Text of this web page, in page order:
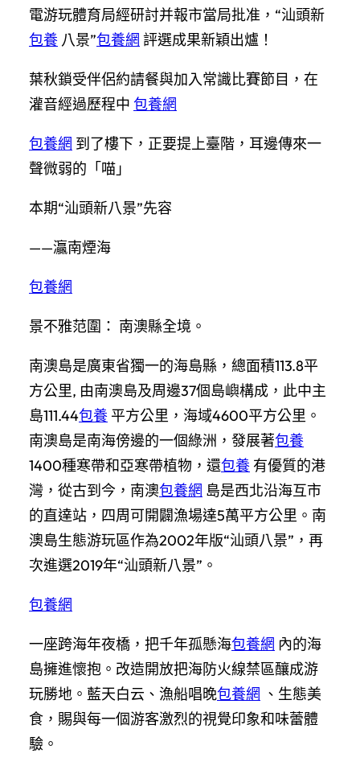
電游玩體育局經研討并報市當局批准，“汕頭新
包養 八景”包養網 評選成果新穎出爐！
葉秋鎖受伴侶約請餐與加入常識比賽節目，在
灌音經過歷程中 包養網
包養網 到了樓下，正要提上臺階，耳邊傳來一
聲微弱的「喵」
本期“汕頭新八景”先容
——灜南煙海
包養網
景不雅范圍： 南澳縣全境。
南澳島是廣東省獨一的海島縣，總面積113.8平
方公里, 由南澳島及周邊37個島嶼構成，此中主
島111.44包養 平方公里，海域4600平方公里。
南澳島是南海傍邊的一個綠洲，發展著包養
1400種寒帶和亞寒帶植物，還包養 有優質的港
灣，從古到今，南澳包養網 島是西北沿海互市
的直達站，四周可開闢漁場達5萬平方公里。南
澳島生態游玩區作為2002年版“汕頭八景”，再
次進選2019年“汕頭新八景”。
包養網
一座跨海年夜橋，把千年孤懸海包養網 內的海
島擁進懷抱。改造開放把海防火線禁區釀成游
玩勝地。藍天白云、漁船唱晚包養網 、生態美
食，賜與每一個游客激烈的視覺印象和味蕾體
驗。